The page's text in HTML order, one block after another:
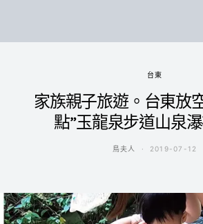
台東
家族親子旅遊。台東放
點”玉龍泉步道山泉
鳥夫人 2019-07-12